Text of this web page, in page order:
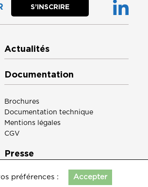
S’INSCRIRE
Actualités
Documentation
Brochures
Documentation technique
Mentions légales
CGV
Presse
préférences :
Accepter